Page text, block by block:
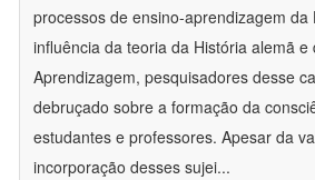
processos de ensino-aprendizagem da
influência da teoria da História alemã e
Aprendizagem, pesquisadores desse
debruçado sobre a formação da
estudantes e professores. Apesar da
incorporação desses sujei...